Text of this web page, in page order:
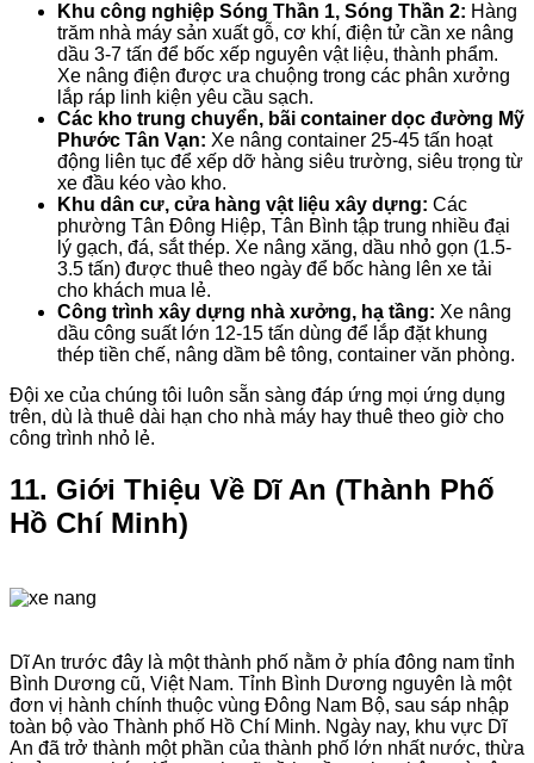
Khu công nghiệp Sóng Thần 1, Sóng Thần 2: Hàng
trăm nhà máy sản xuất gỗ, cơ khí, điện tử cần xe nâng
dầu 3-7 tấn để bốc xếp nguyên vật liệu, thành phẩm.
Xe nâng điện được ưa chuộng trong các phân xưởng
lắp ráp linh kiện yêu cầu sạch.
Các kho trung chuyển, bãi container dọc đường Mỹ
Phước Tân Vạn: Xe nâng container 25-45 tấn hoạt
động liên tục để xếp dỡ hàng siêu trường, siêu trọng từ
xe đầu kéo vào kho.
Khu dân cư, cửa hàng vật liệu xây dựng: Các
phường Tân Đông Hiệp, Tân Bình tập trung nhiều đại
lý gạch, đá, sắt thép. Xe nâng xăng, dầu nhỏ gọn (1.5-
3.5 tấn) được thuê theo ngày để bốc hàng lên xe tải
cho khách mua lẻ.
Công trình xây dựng nhà xưởng, hạ tầng: Xe nâng
dầu công suất lớn 12-15 tấn dùng để lắp đặt khung
thép tiền chế, nâng dầm bê tông, container văn phòng.
Đội xe của chúng tôi luôn sẵn sàng đáp ứng mọi ứng dụng
trên, dù là thuê dài hạn cho nhà máy hay thuê theo giờ cho
công trình nhỏ lẻ.
11. Giới Thiệu Về Dĩ An (Thành Phố
Hồ Chí Minh)
Dĩ An trước đây là một thành phố nằm ở phía đông nam tỉnh
Bình Dương cũ, Việt Nam. Tỉnh Bình Dương nguyên là một
đơn vị hành chính thuộc vùng Đông Nam Bộ, sau sáp nhập
toàn bộ vào Thành phố Hồ Chí Minh. Ngày nay, khu vực Dĩ
An đã trở thành một phần của thành phố lớn nhất nước, thừa